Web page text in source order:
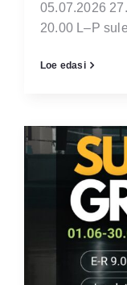
05.07.2026
20.00 L–P
Loe edasi